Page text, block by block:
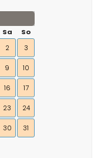
Sa
So
2 3
9 10
16 17
23 24
30 31